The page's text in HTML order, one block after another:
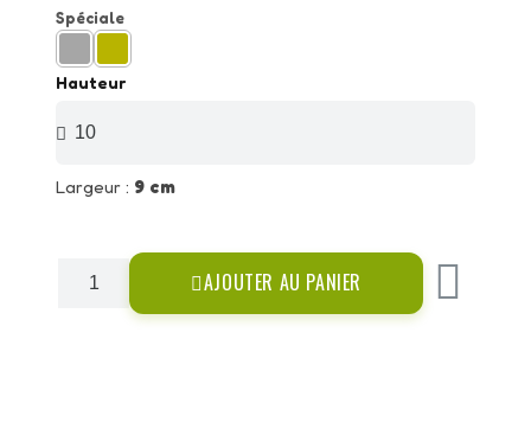
Spéciale
Hauteur
Largeur : 9 cm
AJOUTER AU PANIER